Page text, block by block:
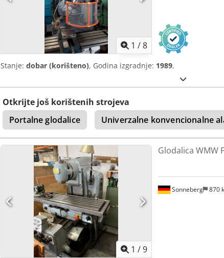
1 /8
Stanje: dobar (korišteno), Godina izgradnje: 1989,
Otkrijte još korištenih strojeva
Portalne glodalice
Univerzalne konvencionalne
1 /9
Sonneberg 870
Glodalica WMW